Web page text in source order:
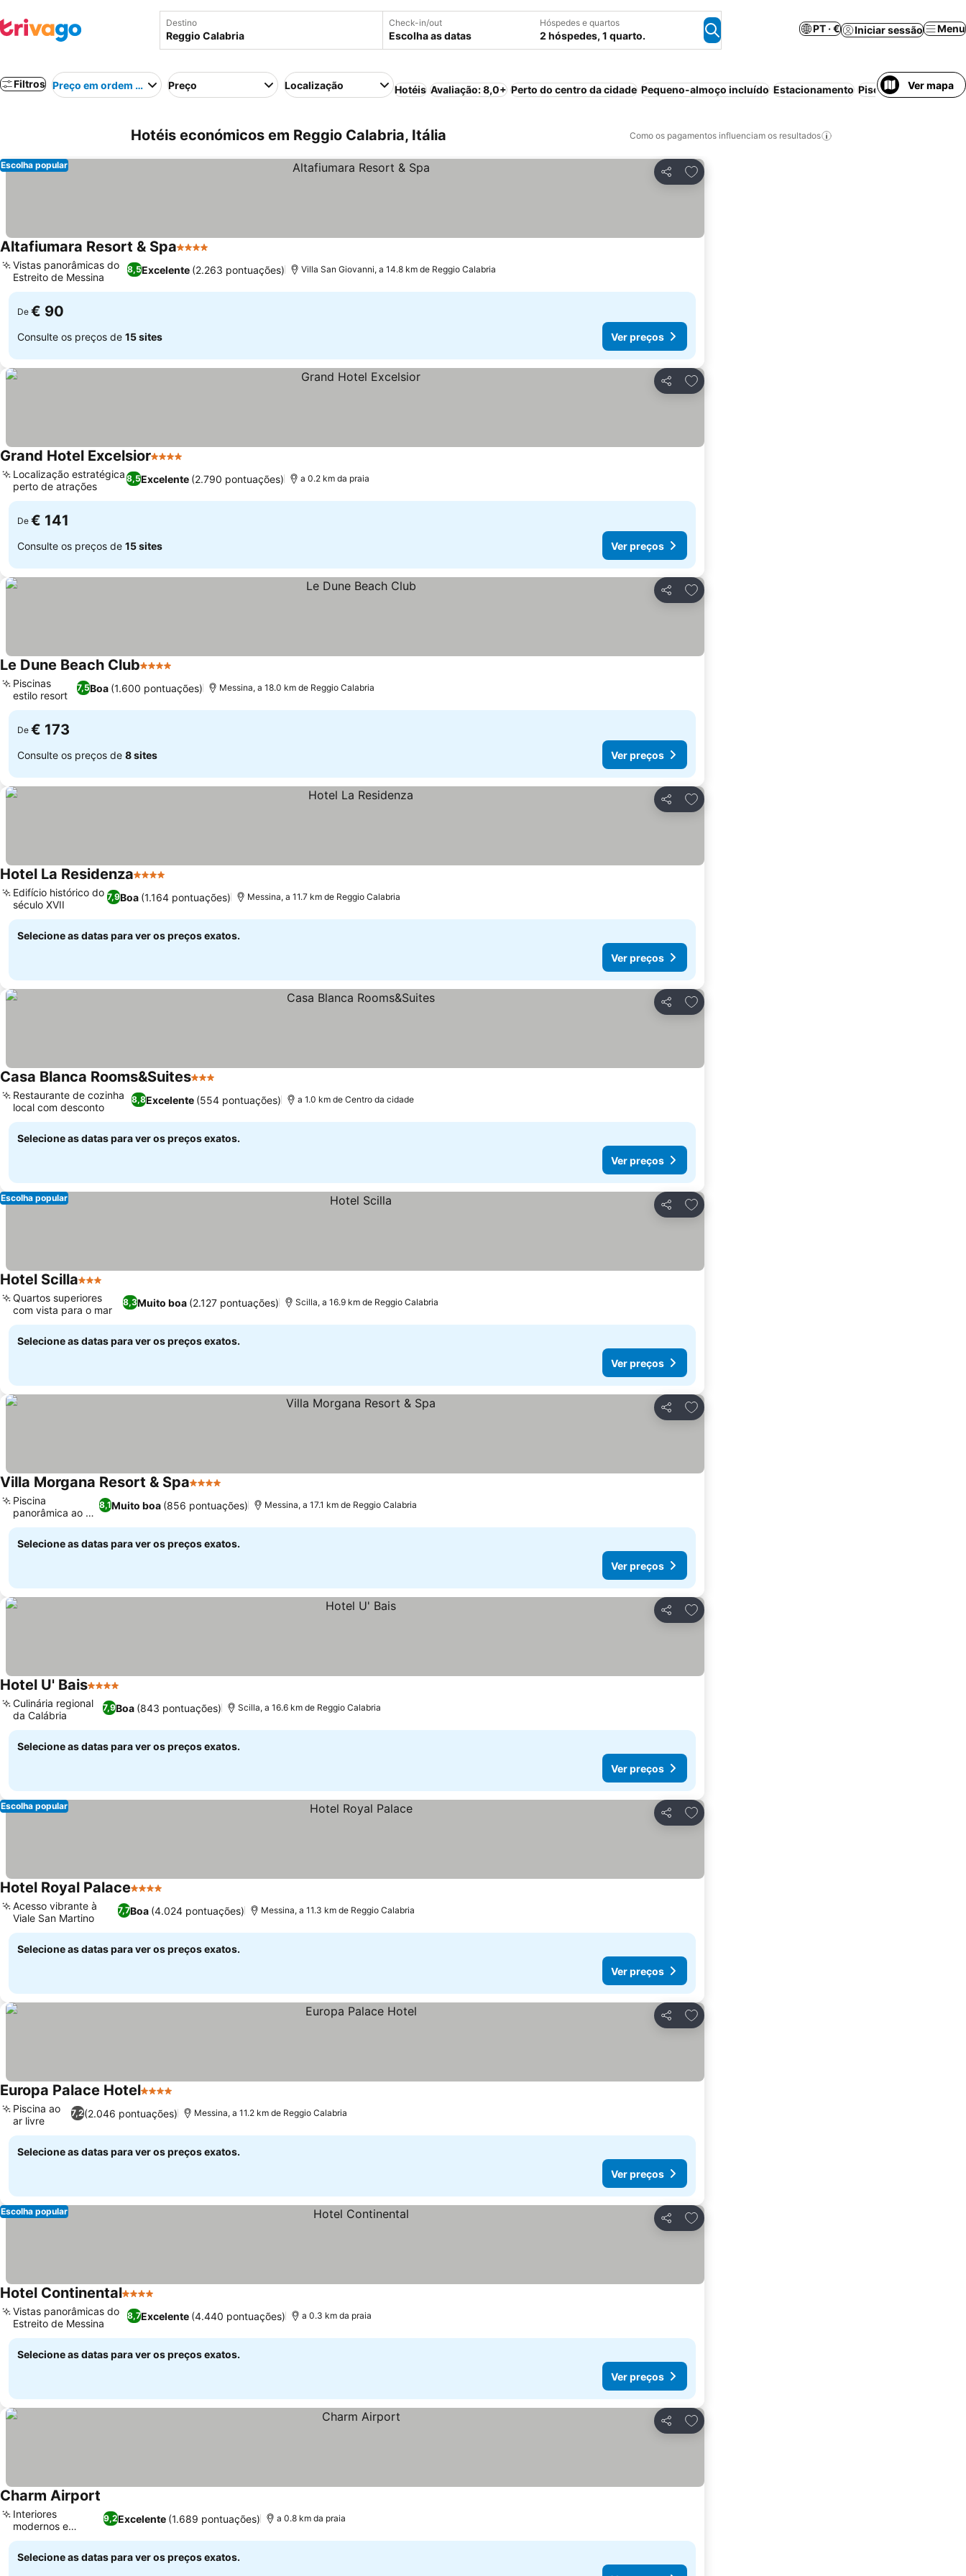
Destino Check-in/out
Escolha as datas
Hóspedes e quartos
2 hóspedes, 1 quarto.
PT · € Iniciar sessão Menu
Filtros Preço em ordem crescentePreço Localização Hotéis Avaliação: 8,0+ Perto do centro da cidade Pequeno-almoço incluído Estacionamento Piscina Praia Meia-
Ver mapa
Hotéis económicos em Reggio Calabria, Itália Como os pagamentos influenciam os resultados
Partilhar
Adicionar aos favoritos
Escolha popular
Altafiumara Resort & Spa4 Estrelas
8,5Excelente (2.263 pontuações)
Vistas panorâmicas do
Estreito de Messina
Villa San Giovanni, a 14.8 km de Reggio Calabria
De € 90
Consulte os preços de 15 sites Ver preços
Partilhar
Adicionar aos favoritos
Grand Hotel Excelsior4 Estrelas
8,5Excelente (2.790 pontuações)
Localização estratégica
perto de atrações
a 0.2 km da praia
De € 141
Consulte os preços de 15 sites Ver preços
Partilhar
Adicionar aos favoritos
Le Dune Beach Club4 Estrelas
7,5Boa (1.600 pontuações)
Piscinas
estilo resort
Messina, a 18.0 km de Reggio Calabria
De € 173
Consulte os preços de 8 sites Ver preços
Partilhar
Adicionar aos favoritos
Hotel La Residenza4 Estrelas
7,9Boa (1.164 pontuações)
Edifício histórico do
século XVII
Messina, a 11.7 km de Reggio Calabria
Selecione as datas para ver os preços exatos.
Ver preços
Partilhar
Adicionar aos favoritos
Casa Blanca Rooms&Suites3 Estrelas
8,8Excelente (554 pontuações)
Restaurante de cozinha
local com desconto
a 1.0 km de Centro da cidade
Selecione as datas para ver os preços exatos.
Ver preços
Partilhar
Adicionar aos favoritos
Escolha popular
Hotel Scilla3 Estrelas
8,3Muito boa (2.127 pontuações)
Quartos superiores
com vista para o mar
Scilla, a 16.9 km de Reggio Calabria
Selecione as datas para ver os preços exatos.
Ver preços
Partilhar
Adicionar aos favoritos
Villa Morgana Resort & Spa4 Estrelas
8,1Muito boa (856 pontuações)
Piscina
panorâmica ao ar
livre
Messina, a 17.1 km de Reggio Calabria
Selecione as datas para ver os preços exatos.
Ver preços
Partilhar
Adicionar aos favoritos
Hotel U' Bais4 Estrelas
7,9Boa (843 pontuações)
Culinária regional
da Calábria
Scilla, a 16.6 km de Reggio Calabria
Selecione as datas para ver os preços exatos.
Ver preços
Partilhar
Adicionar aos favoritos
Escolha popular
Hotel Royal Palace4 Estrelas
7,7Boa (4.024 pontuações)
Acesso vibrante à
Viale San Martino
Messina, a 11.3 km de Reggio Calabria
Selecione as datas para ver os preços exatos.
Ver preços
Partilhar
Adicionar aos favoritos
Europa Palace Hotel4 Estrelas
7,2(2.046 pontuações)
Piscina ao
ar livre
Messina, a 11.2 km de Reggio Calabria
Selecione as datas para ver os preços exatos.
Ver preços
Partilhar
Adicionar aos favoritos
Escolha popular
Hotel Continental4 Estrelas
8,7Excelente (4.440 pontuações)
Vistas panorâmicas do
Estreito de Messina
a 0.3 km da praia
Selecione as datas para ver os preços exatos.
Ver preços
Partilhar
Adicionar aos favoritos
Charm Airport
9,2Excelente (1.689 pontuações)
Interiores
modernos e
elegantes
a 0.8 km da praia
Selecione as datas para ver os preços exatos.